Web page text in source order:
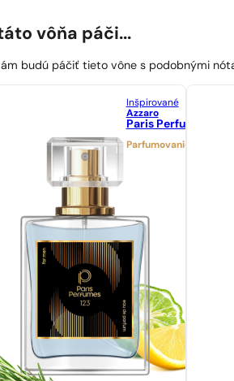
vôňa páči...
budú páčiť tieto vône s podobnými
Inšpirované
Azzaro
Paris Perfumes N°
Parfumovanie 21%